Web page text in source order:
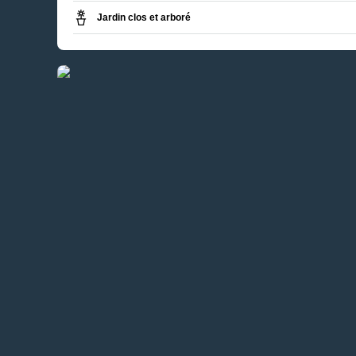
Jardin clos et arboré